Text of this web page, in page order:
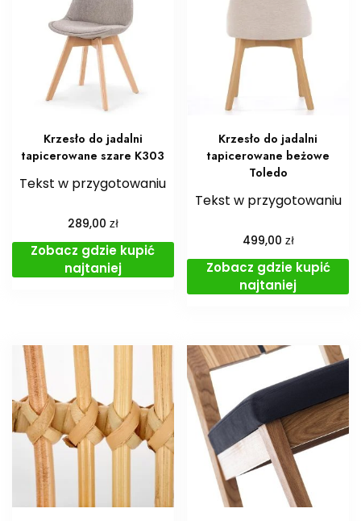
Krzesło do jadalni
tapicerowane szare K303
Tekst w przygotowaniu
289,00 zł
Zobacz gdzie kupić
najtaniej
Krzesło do jadalni
tapicerowane beżowe
Toledo
Tekst w przygotowaniu
499,00 zł
Zobacz gdzie kupić
najtaniej